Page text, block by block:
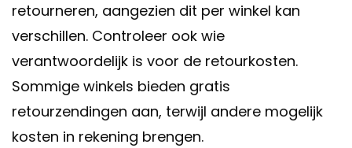
retourneren, aangezien dit per winkel kan
verschillen. Controleer ook wie
verantwoordelijk is voor de retourkosten.
Sommige winkels bieden gratis
retourzendingen aan, terwijl andere mogelijk
kosten in rekening brengen.